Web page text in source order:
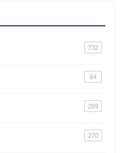
732
64
289
270